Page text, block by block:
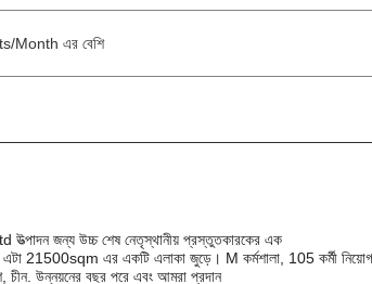
Month এর বেশি
জন্য উচ্চ শেষ নেতৃস্থানীয় প্রস্তুতকারকের এক
21500sqm এর একটি এলাকা জুড়ে। M কর্মশালা, 105 কর্মী
উন্নয়নের বছর পরে এবং আমরা প্রদান